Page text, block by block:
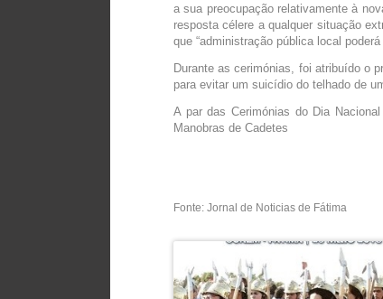
a sua preocupação relativamente à
resposta célere a qualquer situação
que “administração pública local
Durante as cerimónias, foi atribuído o
para evitar um suicídio do telhado de
A par das Cerimónias do Dia
Manobras de Cadetes
Fonte: Jornal de Noticias de Fátima